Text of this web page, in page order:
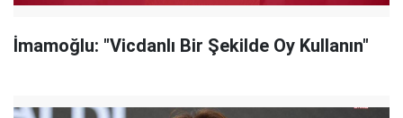
İmamoğlu: "Vicdanlı Bir Şekilde Oy Kullanın"